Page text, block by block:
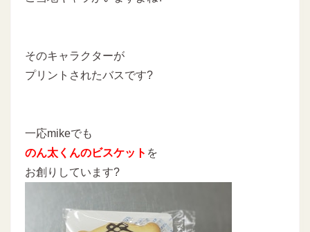
そのキャラクターが
プリントされたバスです?
一応mikeでも
のん太くんのビスケット を
お創りしています?